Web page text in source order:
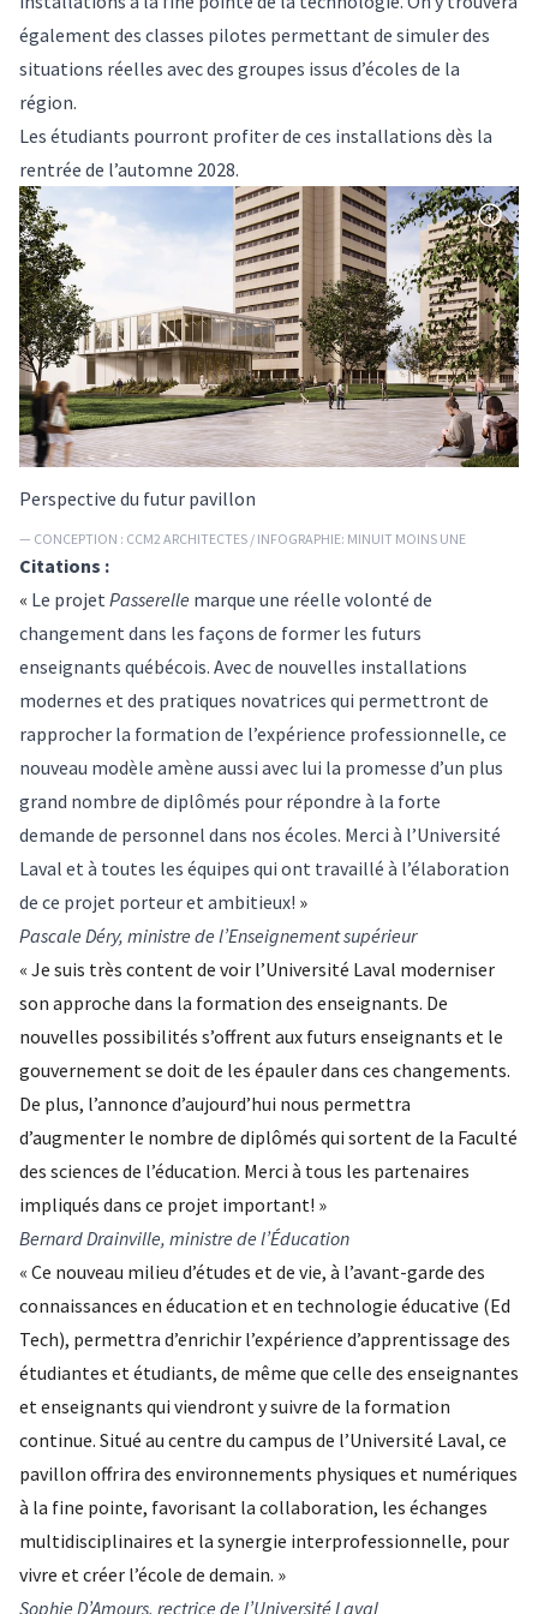
également des classes pilotes permettant de simuler des
situations réelles avec des groupes issus d’écoles de la
région.
Les étudiants pourront profiter de ces installations dès la
rentrée de l’automne 2028.
Perspective du futur pavillon
— CONCEPTION : CCM2 ARCHITECTES / INFOGRAPHIE: MINUIT MOINS UNE
Citations :
« Le projet Passerelle marque une réelle volonté de
changement dans les façons de former les futurs
enseignants québécois. Avec de nouvelles installations
modernes et des pratiques novatrices qui permettront de
rapprocher la formation de l’expérience professionnelle, ce
nouveau modèle amène aussi avec lui la promesse d’un plus
grand nombre de diplômés pour répondre à la forte
demande de personnel dans nos écoles. Merci à l’Université
Laval et à toutes les équipes qui ont travaillé à l’élaboration
de ce projet porteur et ambitieux! »
Pascale Déry, ministre de l’Enseignement supérieur
« Je suis très content de voir l’Université Laval moderniser
son approche dans la formation des enseignants. De
nouvelles possibilités s’offrent aux futurs enseignants et le
gouvernement se doit de les épauler dans ces changements.
De plus, l’annonce d’aujourd’hui nous permettra
d’augmenter le nombre de diplômés qui sortent de la Faculté
des sciences de l’éducation. Merci à tous les partenaires
impliqués dans ce projet important! »
Bernard Drainville, ministre de l’Éducation
« Ce nouveau milieu d’études et de vie, à l’avant-garde des
connaissances en éducation et en technologie éducative (Ed
Tech), permettra d’enrichir l’expérience d’apprentissage des
étudiantes et étudiants, de même que celle des enseignantes
et enseignants qui viendront y suivre de la formation
continue. Situé au centre du campus de l’Université Laval, ce
pavillon offrira des environnements physiques et numériques
à la fine pointe, favorisant la collaboration, les échanges
multidisciplinaires et la synergie interprofessionnelle, pour
vivre et créer l’école de demain. »
Sophie D’Amours, rectrice de l’Université Laval